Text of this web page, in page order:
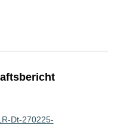
Dt-270225-